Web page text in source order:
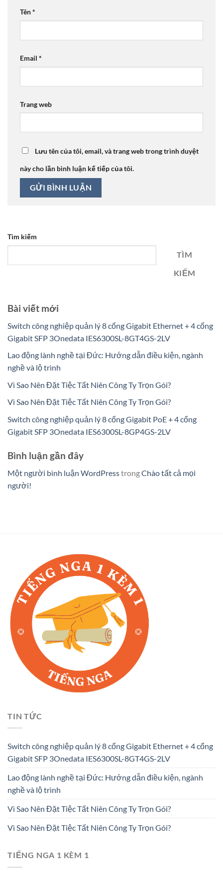
Tên*
Email *
Trang web
Lưu tên của tôi, email, và trang web trong trình duyệt
này cho lần bình luận kế tiếp của tôi.
Tìm kiếm
TÌM
KIẾM
Bài viết mới
Switch công nghiệp quản lý 8 cổng Gigabit Ethernet + 4 cổng
Gigabit SFP 3Onedata IES6300SL-8GT4GS-2LV
Lao động lành nghề tại Đức: Hướng dẫn điều kiện, ngành
nghề và lộ trình
Vì Sao Nên Đặt Tiệc Tất Niên Công Ty Trọn Gói?
Vì Sao Nên Đặt Tiệc Tất Niên Công Ty Trọn Gói?
Switch công nghiệp quản lý 8 cổng Gigabit PoE + 4 cổng
Gigabit SFP 3Onedata IES6300SL-8GP4GS-2LV
Bình luận gần đây
Một người bình luận WordPresstrongChào tất cả mọi
người!
TIN TỨC
Switch công nghiệp quản lý 8 cổng Gigabit Ethernet + 4 cổng
Gigabit SFP 3Onedata IES6300SL-8GT4GS-2LV
Lao động lành nghề tại Đức: Hướng dẫn điều kiện, ngành
nghề và lộ trình
Vì Sao Nên Đặt Tiệc Tất Niên Công Ty Trọn Gói?
Vì Sao Nên Đặt Tiệc Tất Niên Công Ty Trọn Gói?
TIẾNG NGA 1 KÈM 1